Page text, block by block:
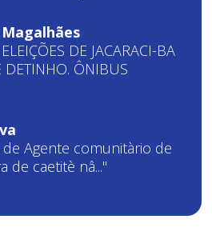
DE JACARACI-BA
DETINHO. ÔNIBUS
Agente comunitàrio de
de caetitè nâ..."